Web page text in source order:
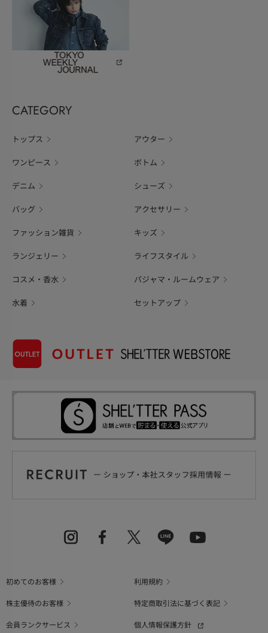
CATEGORY
トップス アウター
ワンピース ボトム
デニム シューズ
バッグ アクセサリー
ファッション雑貨 キッズ
ランジェリー ライフスタイル
コスメ・香水 パジャマ・ルームウェア
水着 セットアップ
初めてのお客様
利用規約
株主優待のお客様
特定商取引法に基づく表記
会員ランクサービス
個人情報保護方針